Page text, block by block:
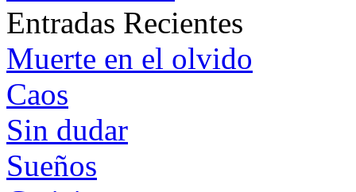
Entradas Recientes
Muerte en el olvido
Caos
Sin dudar
Sueños